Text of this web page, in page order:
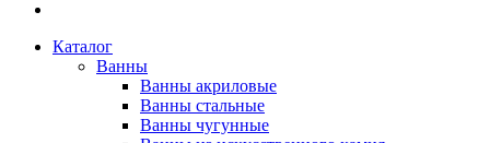
Каталог
Ванны
Ванны акриловые
Ванны стальные
Ванны чугунные